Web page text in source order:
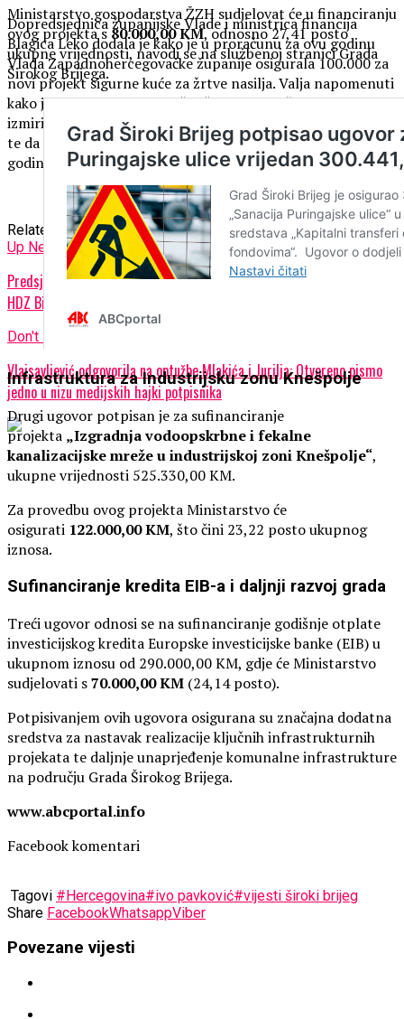
Dopredsjednica županijske Vlade i ministrica financija
Blagica Leko dodala je kako je u proračunu za ovu godinu
Vlada Zapadnohercegovačke županije osigurala 100.000 za
novi projekt sigurne kuće za žrtve nasilja. Valja napomenuti
kako je Zapadnohercegovačka županija prošle godine
izmirila sve obveze temeljene na izvršenju sudskih presuda
te da je riječ o jednoj od rijetkih županija koja posljednjih
godina sve obveze servisira bez zaduženja.
Related Topics:
Up Next
Predsjednik Čović uz izaslanstvo na sastanku s Predsjedništvom ŽO
HDZ BiH Posavina: Naglašena potpora razvojnim projektima županije
Don't Miss
Vlaisavljević odgovorila na optužbe Mlakića i Jurilja: Otvoreno pismo
jedno u nizu medijskih hajki potpisnika
Ministarstvo gospodarstva ŽZH sudjelovat će u financiranju
ovog projekta s80.000,00 KM, odnosno 27,41 posto
ukupne vrijednosti, navodi se na službenoj stranici Grada
Širokog Brijega.
Infrastruktura za Industrijsku zonu Knešpolje
Drugi ugovor potpisan je za sufinanciranje
projekta „Izgradnja vodoopskrbne i fekalne
kanalizacijske mreže u industrijskoj zoni Knešpolje“,
ukupne vrijednosti 525.330,00 KM.
Za provedbu ovog projekta Ministarstvo će
osigurati 122.000,00 KM, što čini 23,22 posto ukupnog
iznosa.
Sufinanciranje kredita EIB-a i daljnji razvoj grada
Treći ugovor odnosi se na sufinanciranje godišnje otplate
investicijskog kredita Europske investicijske banke (EIB) u
ukupnom iznosu od 290.000,00 KM, gdje će Ministarstvo
sudjelovati s70.000,00 KM (24,14 posto).
Potpisivanjem ovih ugovora osigurana su značajna dodatna
sredstva za nastavak realizacije ključnih infrastrukturnih
projekata te daljnje unaprjeđenje komunalne infrastrukture
na području Grada Širokog Brijega.
www.abcportal.info
Facebook komentari
Tagovi #Hercegovina#ivo pavković#vijesti široki brijeg
Share FacebookWhatsappViber
Povezane vijesti